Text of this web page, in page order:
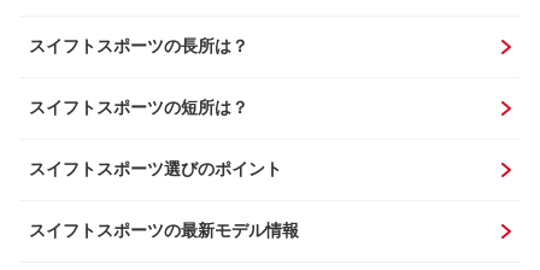
スイフトスポーツの長所は？
スイフトスポーツの短所は？
スイフトスポーツ選びのポイント
スイフトスポーツの最新モデル情報